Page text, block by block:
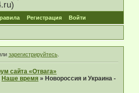
Регистрация Войти
зарегистрируйтесь.
сайта «Отвага»
Наше время » Новороссия и Украина -